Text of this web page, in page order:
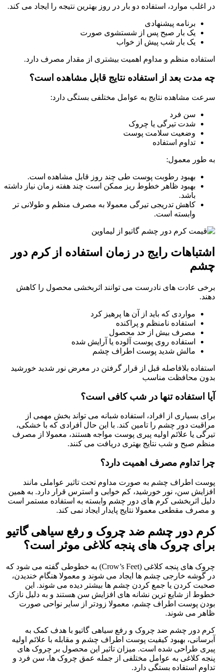
در اغلب موارد، استفاده دو بار در روز بهترین نتیجه را ایجاد می کند.
برنامه پیشنهادی
یک بار صبح پس از شستشوی صورت
یک بار شب پیش از خواب
استفاده منظم و مداوم اهمیت بیشتری از مقدار مصرف دارد.
چه مدت بعد از استفاده نتایج قابل مشاهده است؟
سرعت مشاهده نتایج به عوامل مختلفی بستگی دارد:
سن فرد
شدت تیرگی یا چروک
وضعیت سلامت پوست
تداوم استفاده
به طور معمول:
بهبود رطوبت پوست طی چند روز قابل مشاهده است.
بهبود ظاهر خطوط ریز ممکن است چند هفته زمان نیاز داشته
باشد.
کاهش تدریجی تیرگی معمولا به مصرف منظم و طولانی تر
وابسته است.
اشتباهات رایج در زمان استفاده از کرم دور
چشم
برخی عادت های نادرست می توانند اثربخشی محصول را کاهش
دهند.
مواردی که باید از آن ها پرهیز کرد
استفاده نامنظم و پراکنده
مصرف بیش از حد محصول
استفاده روی پوست آلوده یا آرایش شده
مالش شدید پوست اطراف چشم
استفاده بلافاصله قبل از قرار گرفتن در معرض نور شدید خورشید
بدون محافظت مناسب
آیا استفاده تنها در شب کافی است؟
برای بسیاری از افراد، استفاده شبانه می تواند بخش مهمی از
مراقبت دور چشم را تامین کند. با این حال افرادی که با خشکی،
تیرگی یا علائم اولیه پیری پوست مواجه هستند، معمولا از مصرف
منظم صبح و شب نتایج بهتری دریافت می کنند.
چرا تداوم مصرف اهمیت دارد؟
پوست اطراف چشم به صورت مداوم تحت تاثیر عواملی مانند
افزایش سن، نور خورشید، کم خوابی و استرس قرار دارد. به همین
دلیل اثربخشی کرم های دور چشم وابسته به استفاده مستمر است
و مصرف مقطعی معمولا نتایج پایدار ایجاد نمی کند.
کرم دور چشم ضد چروک و رفع سیاهی گاتیو
برای چروک های پنجه کلاغی موثر است؟
چروک های پنجه کلاغی (Crow’s Feet) به خطوطی گفته می شود که
در گوشه خارجی چشم ها ایجاد می شوند و معمولا هنگام خندیدن،
صحبت کردن یا جمع کردن چشم ها بیشتر دیده می شوند. این
خطوط از شایع ترین نشانه های افزایش سن هستند و به دلیل نازک
بودن پوست اطراف چشم، معمولا زودتر از سایر نواحی صورت
ظاهر می شوند.
کرم دور چشم ضد چروک و رفع سیاهی گاتیو با هدف کمک به
آبرسانی، بهبود کیفیت پوست اطراف چشم و مقابله با علائم اولیه
پیری طراحی شده است. میزان تاثیر این محصول بر چروک های
پنجه کلاغی به عوامل مختلفی از جمله عمق چروک ها، سن فرد و
تداوم استفاده بستگی دارد.